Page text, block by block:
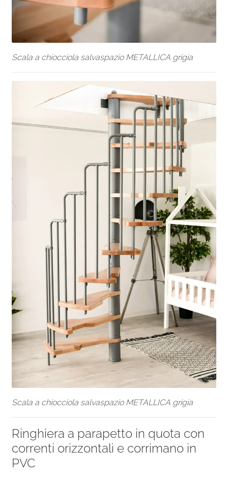
Scala a chiocciola salvaspazio METALLICA grigia
Scala a chiocciola salvaspazio METALLICA grigia
Ringhiera a parapetto in quota con
correnti orizzontali e corrimano in
PVC